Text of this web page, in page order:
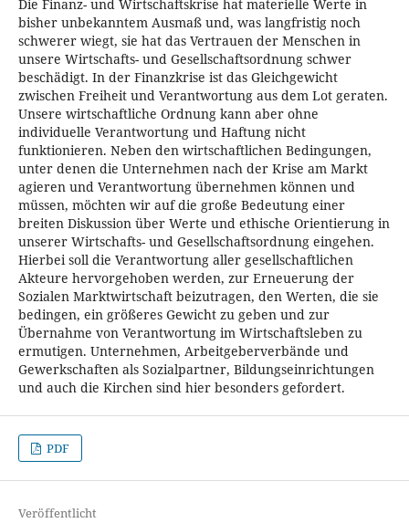
Die Finanz- und Wirtschaftskrise hat materielle Werte in
bisher unbekanntem Ausmaß und, was langfristig noch
schwerer wiegt, sie hat das Vertrauen der Menschen in
unsere Wirtschafts- und Gesellschaftsordnung schwer
beschädigt. In der Finanzkrise ist das Gleichgewicht
zwischen Freiheit und Verantwortung aus dem Lot geraten.
Unsere wirtschaftliche Ordnung kann aber ohne
individuelle Verantwortung und Haftung nicht
funktionieren. Neben den wirtschaftlichen Bedingungen,
unter denen die Unternehmen nach der Krise am Markt
agieren und Verantwortung übernehmen können und
müssen, möchten wir auf die große Bedeutung einer
breiten Diskussion über Werte und ethische Orientierung in
unserer Wirtschafts- und Gesellschaftsordnung eingehen.
Hierbei soll die Verantwortung aller gesellschaftlichen
Akteure hervorgehoben werden, zur Erneuerung der
Sozialen Marktwirtschaft beizutragen, den Werten, die sie
bedingen, ein größeres Gewicht zu geben und zur
Übernahme von Verantwortung im Wirtschaftsleben zu
ermutigen. Unternehmen, Arbeitgeberverbände und
Gewerkschaften als Sozialpartner, Bildungseinrichtungen
und auch die Kirchen sind hier besonders gefordert.
PDF
Veröffentlicht